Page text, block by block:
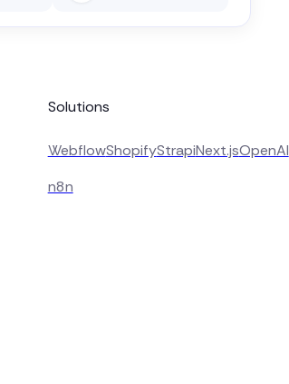
Solutions
WebflowShopifyStrapiNext.jsOpenAI
n8n